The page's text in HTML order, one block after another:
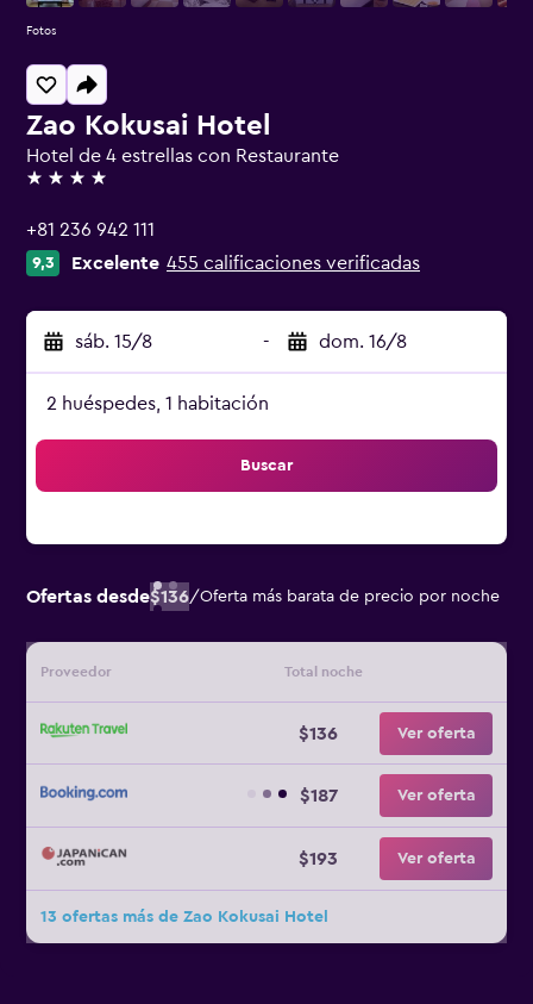
Zao Kokusai Hotel
Hotel de 4 estrellas con Restaurante
4 estrellas
+81 236 942 111
9,3 Excelente 455 calificaciones verificadas
sáb. 15/8 - dom. 16/8
2 huéspedes, 1 habitación
Buscar
Ofertas desde$136/Oferta más barata de precio por noche
Proveedor Total noche
$136 Ver oferta
$187 Ver oferta
$193 Ver oferta
13 ofertas más de Zao Kokusai Hotel
Fotos